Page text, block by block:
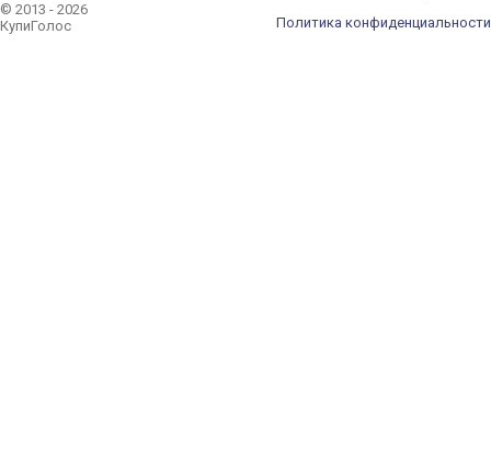
© 2013 - 2026
КупиГолос
Политика конфиденциальности